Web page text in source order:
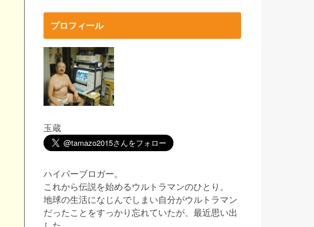
プロフィール
玉蔵
ハイパーブロガー。
これから伝説を始めるウルトラマンのひとり。
地球の生活になじんでしまい自分がウルトラマン
だったことをすっかり忘れていたが、最近思い出